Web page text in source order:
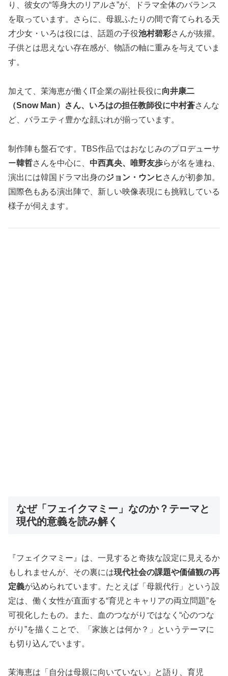
り、彼女の“等身大のリアルさ”が、ドラマ全体のバランス
を取っています。さらに、母親ふたりの間で育てられる天
才少女・いろは役には、話題の子役池村碧彩さんが抜擢。
子供とは思えない存在感が、物語の軸に重みを与えていま
す。
加えて、茉海恵が働くIT企業の副社長役に向井康二
（Snow Man）さん、いろはの担任教師役に中村蒼さんな
ど、バラエティ豊かな顔ぶれが揃っています。
制作陣も盤石です。TBS作品ではおなじみのプロデューサ
ー韓哲さんを中心に、 中西真央、唯野友歩らが名を連ね、
演出には韓国ドラマ出身のジョン・ウンヒ さんが初参加。
国際色もある演出陣で、新しい映像表現にも挑戦している
様子が伺えます。
なぜ「フェイクマミー」なのか？テーマと
現代的意義を読み解く
『フェイクマミー』は、一見すると奇抜な設定に見えるか
もしれませんが、その裏には現代社会の課題や価値観の再
定義が込められています。たとえば「母親代行」という設
定は、働く女性が直面する“育児とキャリアの両立問題”を
可視化したもの。また、血のつながりではなく“心のつな
がり”を描くことで、「家族とは何か？」というテーマに
も切り込んでいます。
茉海恵は「自分は母親に向いていない」と語り、育児